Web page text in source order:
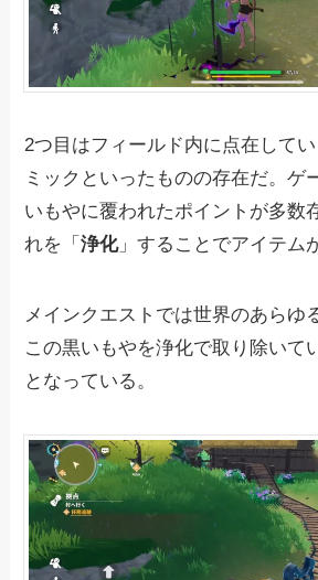
2つ目はフィールド内に点在して
ミックといったものの存在だ。ゲ
いもやに覆われたポイントが多数
れを「浄化」することでアイテム
メインクエストでは世界のあらゆ
この黒いもやを浄化で取り除いて
となっている。